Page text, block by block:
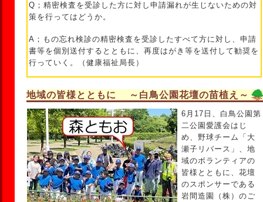
Q；精密検査を受診した方に対し申請漏れが生じないための対
策を行ってはどうか。
A；もの忘れ検診の精密検査を受診したすべて方に対し、申請
書等を個別送付するとともに、再度はがき等を送付して勧奨を
行っていく。（健康福祉局長）
地域の皆様とともに ～白鳥公園花壇の苗植え～
6月17日、白鳥公園第
二公園愛護会はじ
め、野球チーム「大
瀬子リバース」、地
域のボランティアの
皆様とともに、花壇
のスポンサーである
岩間造園（株）のご